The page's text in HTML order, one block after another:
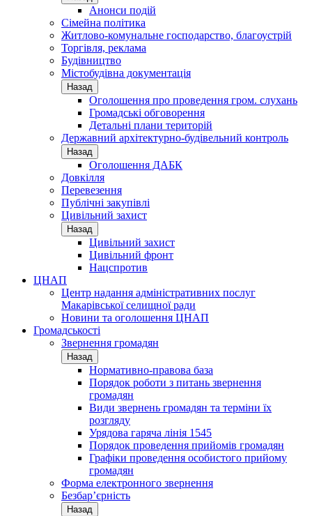
Анонси подій
Сімейна політика
Житлово-комунальне господарство, благоустрій
Торгівля, реклама
Будівництво
Містобудівна документація
Назад
Оголошення про проведення гром. слухань
Громадські обговорення
Детальні плани територій
Державний архітектурно-будівельний контроль
Назад
Оголошення ДАБК
Довкілля
Перевезення
Публічні закупівлі
Цивільний захист
Назад
Цивільний захист
Цивільний фронт
Нацспротив
ЦНАП
Центр надання адміністративних послуг
Макарівської селищної ради
Новини та оголошення ЦНАП
Громадськості
Звернення громадян
Назад
Нормативно-правова база
Порядок роботи з питань звернення
громадян
Види звернень громадян та терміни їх
розгляду
Урядова гаряча лінія 1545
Порядок проведення прийомів громадян
Графіки проведення особистого прийому
громадян
Форма електронного звернення
Безбар’єрність
Назад